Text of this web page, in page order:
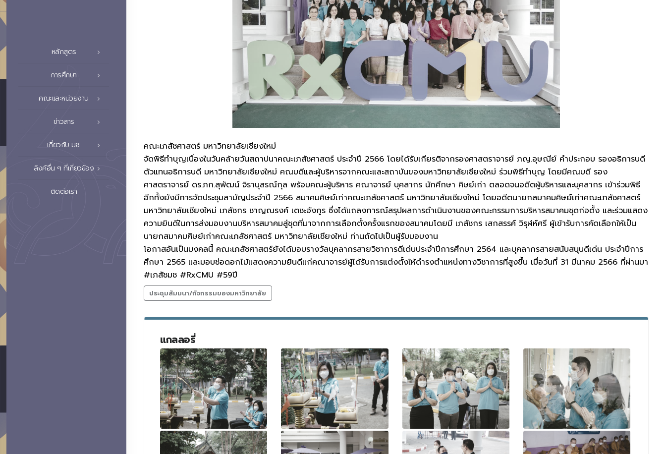
หลักสูตร
การศึกษา
คณะและหน่วยงาน
ข่าวสาร
เกี่ยวกับ มช.
ลิงค์อื่น ๆ ที่เกี่ยวข้อง
ติดต่อเรา
คณะเภสัชศาสตร์ มหาวิทยาลัยเชียงใหม่
จัดพิธีทำบุญเนื่องในวันคล้ายวันสถาปนาคณะเภสัชศาสตร์ ประจำปี 2566 โดยได้รับเกียรติจากรองศาสตราจารย์ ภญ.อุษณีย์ คำประกอบ รองอธิการบดี
ตัวแทนอธิการบดี มหาวิทยาลัยเชียงใหม่ คณบดีและผู้บริหารจากคณะและสถาบันของมหาวิทยาลัยเชียงใหม่ ร่วมพิธีทำบุญ โดยมีคณบดี รอง
ศาสตราจารย์ ดร.ภก.สุพัฒน์ จิรานุสรณ์กุล พร้อมคณะผู้บริหาร คณาจารย์ บุคลากร นักศึกษา ศิษย์เก่า ตลอดจนอดีตผู้บริหารและบุคลากร เข้าร่วมพิธี
อีกทั้งยังมีการจัดประชุมสามัญประจำปี 2566 สมาคมศิษย์เก่าคณะเภสัชศาสตร์ มหาวิทยาลัยเชียงใหม่ โดยอดีตนายกสมาคมศิษย์เก่าคณะเภสัชศาสตร์
มหาวิทยาลัยเชียงใหม่ เภสัชกร ชาญณรงค์ เตชะอังกูร ซึ่งได้แถลงการณ์สรุปผลการดำเนินงานของคณะกรรมการบริหารสมาคมชุดก่อตั้ง และร่วมแสดง
ความยินดีในการส่งมอบงานบริหารสมาคมสู่ชุดที่มาจากการเลือกตั้งครั้งแรกของสมาคมโดยมี เภสัชกร เสกสรรค์ วิรุฬห์ศรี ผู้เข้ารับการคัดเลือกให้เป็น
นายกสมาคมศิษย์เก่าคณะเภสัชศาสตร์ มหาวิทยาลัยเชียงใหม่ ท่านถัดไปเป็นผู้รับมอบงาน
โอกาสอันเป็นมงคลนี้ คณะเภสัชศาสตร์ยังได้มอบรางวัลบุคลากรสายวิชาการดีเด่นประจำปีการศึกษา 2564 และบุคลากรสายสนับสนุนดีเด่น ประจำปีการ
ศึกษา 2565 และมอบช่อดอกไม้แสดงความยินดีแก่คณาจารย์ผู้ได้รับการแต่งตั้งให้ดำรงตำแหน่งทางวิชาการที่สูงขึ้น เมื่อวันที่ 31 มีนาคม 2566 ที่ผ่านมา
#เภสัชมช #RxCMU #59ปี
ประชุมสัมมนา/กิจกรรมของมหาวิทยาลัย
แกลลอรี่